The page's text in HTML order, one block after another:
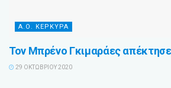
Α.Ο. ΚΕΡΚΥΡΑ
Τον Μπρένο Γκιμαράες
29 ΟΚΤΩΒΡΊΟΥ 2020